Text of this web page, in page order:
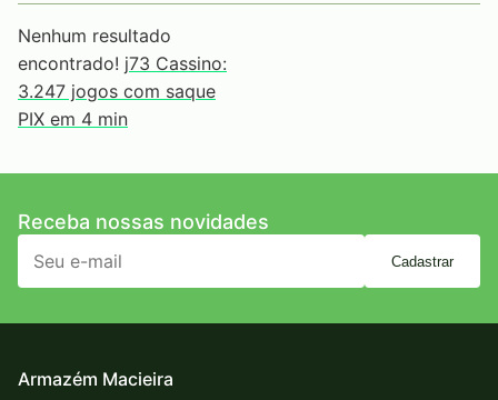
Nenhum resultado
encontrado! j73 Cassino:
3.247 jogos com saque
PIX em 4 min
Receba nossas novidades
Cadastrar
Armazém Macieira